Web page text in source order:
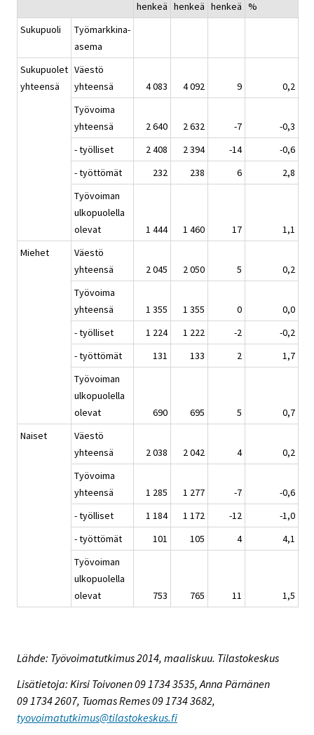
henkeä henkeä henkeä %
Sukupuoli
Työmarkkina-
asema
Sukupuolet
yhteensä
Väestö
yhteensä
4 083 4 092 9
0,2
Työvoima
yhteensä
2 640 2 632 -7
-0,3
- työlliset
2 408 2 394 -14
-0,6
- työttömät
232 238 6
2,8
Työvoiman
ulkopuolella
olevat
1 444 1 460 17
1,1
Miehet
Väestö
yhteensä
2 045 2 050 5
0,2
Työvoima
yhteensä
1 355 1 355 0
0,0
- työlliset
1 224 1 222 -2
-0,2
- työttömät
131 133 2
1,7
Työvoiman
ulkopuolella
olevat
690 695 5
0,7
Naiset
Väestö
yhteensä
2 038 2 042 4
0,2
Työvoima
yhteensä
1 285 1 277 -7
-0,6
- työlliset
1 184 1 172 -12
-1,0
- työttömät
101 105 4
4,1
Työvoiman
ulkopuolella
olevat
753 765 11 1,5
Lähde: Työvoimatutkimus 2014, maaliskuu. Tilastokeskus
Lisätietoja: Kirsi Toivonen 09 1734 3535, Anna Pärnänen
09 1734 2607, Tuomas Remes 09 1734 3682,
tyovoimatutkimus@tilastokeskus.fi